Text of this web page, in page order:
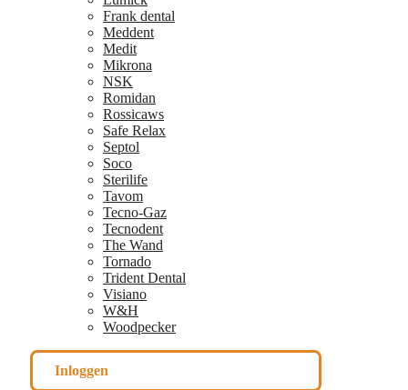
Frank dental
Meddent
Medit
Mikrona
NSK
Romidan
Rossicaws
Safe Relax
Septol
Soco
Sterilife
Tavom
Tecno-Gaz
Tecnodent
The Wand
Tornado
Trident Dental
Visiano
W&H
Woodpecker
Inloggen